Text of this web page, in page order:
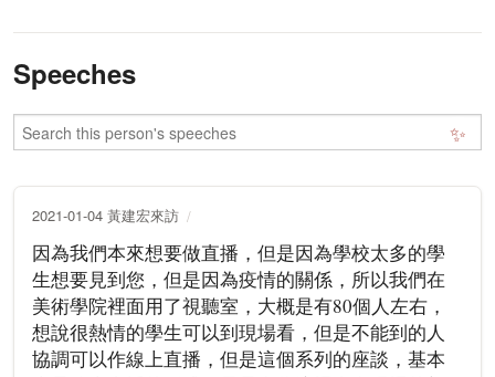
Speeches
✨
2021-01-04 黃建宏來訪
因為我們本來想要做直播，但是因為學校太多的學
生想要見到您，但是因為疫情的關係，所以我們在
美術學院裡面用了視聽室，大概是有80個人左右，
想說很熱情的學生可以到現場看，但是不能到的人
協調可以作線上直播，但是這個系列的座談，基本